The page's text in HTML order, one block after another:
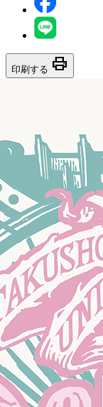
印刷する print